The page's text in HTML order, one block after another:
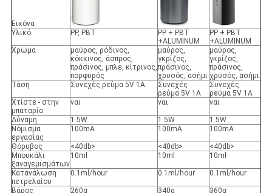
Εικόνα
Υλικό
PP, PBT
PP + PBT
+ALUMINUM
PP + PBT
+ALUMINUM
Χρώμα
μαύρος, ρόδινος,
κόκκινος, άσπρος,
πράσινος, μπλε, κίτρινος,
πορφυρός
μαύρος,
γκρίζος,
πράσινος,
χρυσός, ασήμι
μαύρος,
γκρίζος,
πράσινος,
χρυσός, ασήμι
Τάση
Συνεχές ρεύμα 5V 1A
Συνεχές
ρεύμα 5V 1A
Συνεχές
ρεύμα 5V 1A
Χτίστε - στην
μπαταρία
ναι ναι ναι
Δύναμη 1.5W 1.5W
1.5W
Νόμισμα
εργασίας
100mA 100mA 100mA
Θόρυβος <40db> <40db>
<40db>
Μπουκάλι
ξαναγεμισμάτων
10ml 10ml 10ml
Κατανάλωση
πετρελαίου
0.1ml/hour 0.1ml/hour 0.1ml/hour
Βάρος 260g 340g 360g